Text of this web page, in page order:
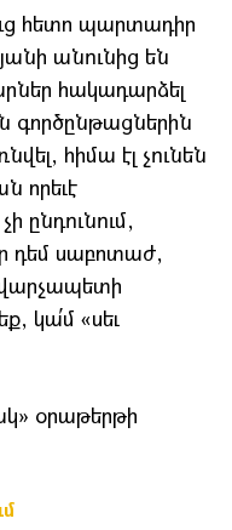
հետո պարտադիր
անունից են
հակադարձել
հիմա էլ չունեն
որեւէ
ընդունում,
դեմ սաբոտաժ,
կա՛մ «սեւ
օրաթերթի